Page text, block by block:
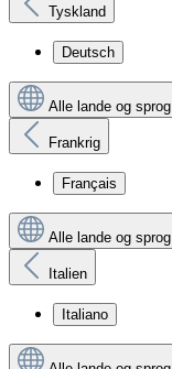
Tyskland
Deutsch
Alle lande og sprog
Frankrig
Français
Alle lande og sprog
Italien
Italiano